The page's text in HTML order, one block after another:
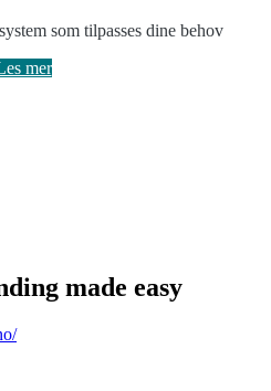
som tilpasses dine behov
mer
made easy